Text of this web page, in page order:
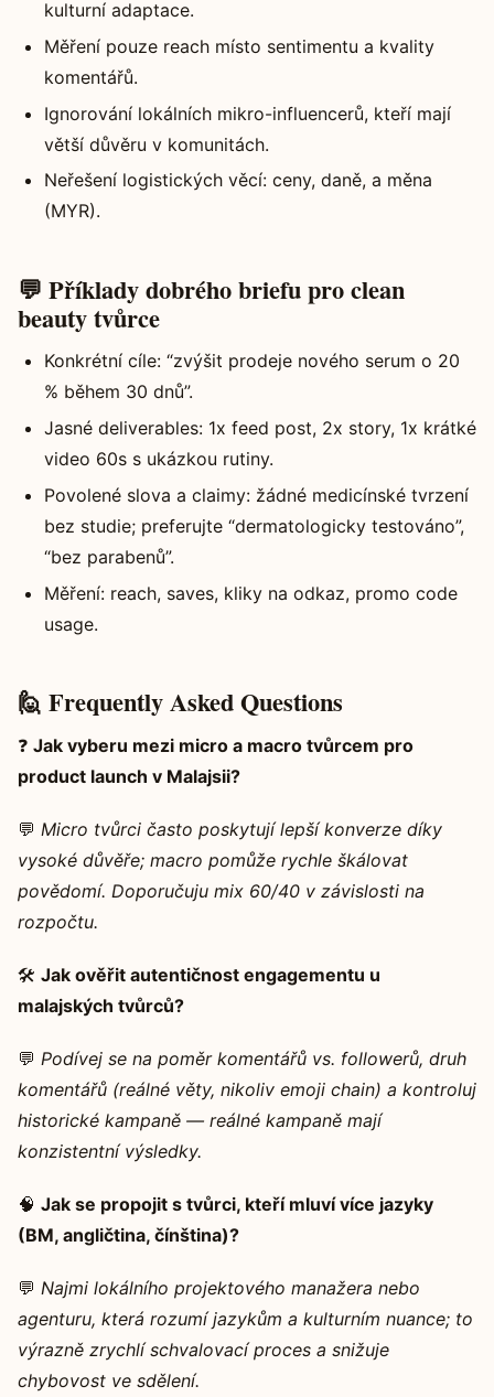
kulturní adaptace.
Měření pouze reach místo sentimentu a kvality
komentářů.
Ignorování lokálních mikro-influencerů, kteří mají
větší důvěru v komunitách.
Neřešení logistických věcí: ceny, daně, a měna
(MYR).
💬 Příklady dobrého briefu pro clean
beauty tvůrce
Konkrétní cíle: “zvýšit prodeje nového serum o 20
% během 30 dnů”.
Jasné deliverables: 1x feed post, 2x story, 1x krátké
video 60s s ukázkou rutiny.
Povolené slova a claimy: žádné medicínské tvrzení
bez studie; preferujte “dermatologicky testováno”,
“bez parabenů”.
Měření: reach, saves, kliky na odkaz, promo code
usage.
🙋 Frequently Asked Questions
❓ Jak vyberu mezi micro a macro tvůrcem pro
product launch v Malajsii?
💬 Micro tvůrci často poskytují lepší konverze díky
vysoké důvěře; macro pomůže rychle škálovat
povědomí. Doporučuju mix 60/40 v závislosti na
rozpočtu.
🛠️ Jak ověřit autentičnost engagementu u
malajských tvůrců?
💬 Podívej se na poměr komentářů vs. followerů, druh
komentářů (reálné věty, nikoliv emoji chain) a kontroluj
historické kampaně — reálné kampaně mají
konzistentní výsledky.
🧠 Jak se propojit s tvůrci, kteří mluví více jazyky
(BM, angličtina, čínština)?
💬 Najmi lokálního projektového manažera nebo
agenturu, která rozumí jazykům a kulturním nuance; to
výrazně zrychlí schvalovací proces a snižuje
chybovost ve sdělení.